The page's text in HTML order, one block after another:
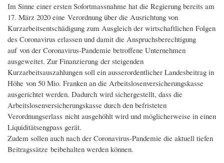
Im Sinne einer ersten Sofortmassnahme hat die Regierung bereits am
17. März 2020 eine Verordnung über die Ausrichtung von
Kurzarbeitsentschädigung zum Ausgleich der wirtschaftlichen Folgen
des Coronavirus erlassen und damit die Anspruchsberechtigung
auf von der Coronavirus-Pandemie betroffene Unternehmen
ausgeweitet. Zur Finanzierung der steigenden
Kurzarbeitsauszahlungen soll ein ausserordentlicher Landesbeitrag in
Höhe von 50 Mio. Franken an die Arbeitslosenversicherungskasse
ausgerichtet werden. Dadurch wird sichergestellt, dass die
Arbeitslosenversicherungskasse durch den befristeten
Verordnungserlass nicht ausgehöhlt wird und möglicherweise in einen
Liquiditätsengpass gerät.
Zudem sollen auch nach der Coronavirus-Pandemie die aktuell tiefen
Beitragssätze beibehalten werden können.